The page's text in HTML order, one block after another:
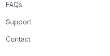
FAQs
Support
Contact